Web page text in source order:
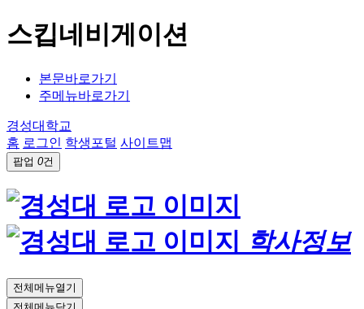
스킵네비게이션
본문바로가기
주메뉴바로가기
경성대학교
홈 로그인 학생포털 사이트맵
팝업 0건
학사정보
전체메뉴열기